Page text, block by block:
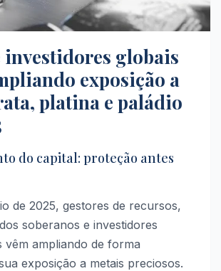
investidores globais
exposição a
platina e paládio
do capital: proteção antes
de 2025, gestores de recursos,
soberanos e investidores
vêm ampliando de forma
exposição a metais preciosos.